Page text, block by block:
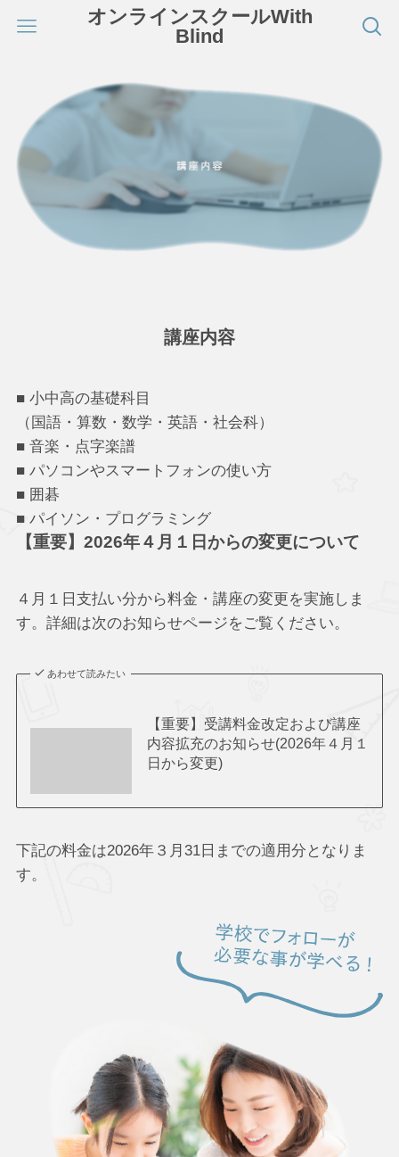
オンラインスクールWith
Blind
講座内容
■ 小中高の基礎科目
（国語・算数・数学・英語・社会科）
■ 音楽・点字楽譜
■ パソコンやスマートフォンの使い方
■ 囲碁
■ パイソン・プログラミング
【重要】2026年４月１日からの変更について
４月１日支払い分から料金・講座の変更を実施しま
す。詳細は次のお知らせページをご覧ください。
あわせて読みたい
【重要】受講料金改定および講座
内容拡充のお知らせ(2026年４月１
日から変更)
下記の料金は2026年３月31日までの適用分となりま
す。